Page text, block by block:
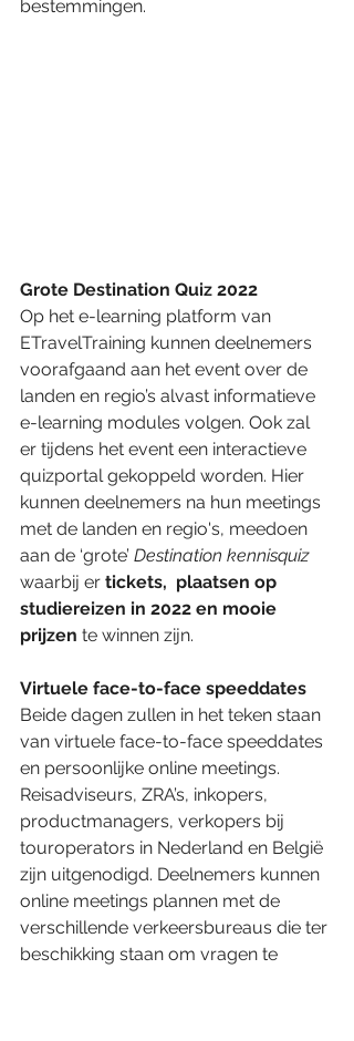
bestemmingen.
Grote Destination Quiz 2022
Op het e-learning platform van
ETravelTraining kunnen deelnemers
voorafgaand aan het event over de
landen en regio’s alvast informatieve
e-learning modules volgen. Ook zal
er tijdens het event een interactieve
quizportal gekoppeld worden. Hier
kunnen deelnemers na hun meetings
met de landen en regio's, meedoen
aan de ‘grote’ Destination kennisquiz
waarbij er tickets,  plaatsen op
studiereizen in 2022 en mooie
prijzen te winnen zijn.
Virtuele face-to-face speeddates
Beide dagen zullen in het teken staan
van virtuele face-to-face speeddates
en persoonlijke online meetings.
Reisadviseurs, ZRA’s, inkopers,
productmanagers, verkopers bij
touroperators in Nederland en België
zijn uitgenodigd. Deelnemers kunnen
online meetings plannen met de
verschillende verkeersbureaus die ter
beschikking staan om vragen te